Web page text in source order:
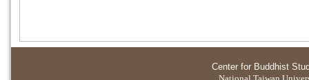
Center for Buddhist